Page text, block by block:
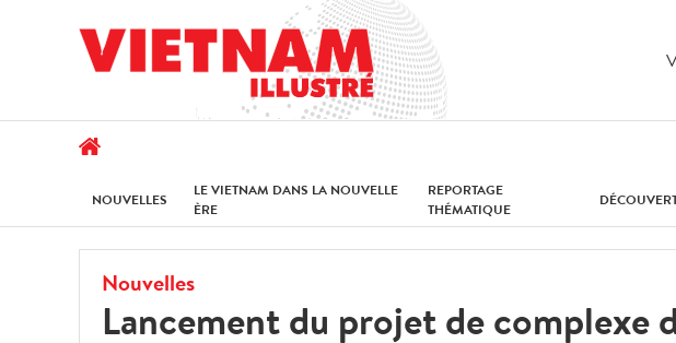
NOUVELLES
LE VIETNAM DANS LA NOUVELLE
ÈRE
REPORTAGE
THÉMATIQUE
Nouvelles
Lancement du projet de complexe